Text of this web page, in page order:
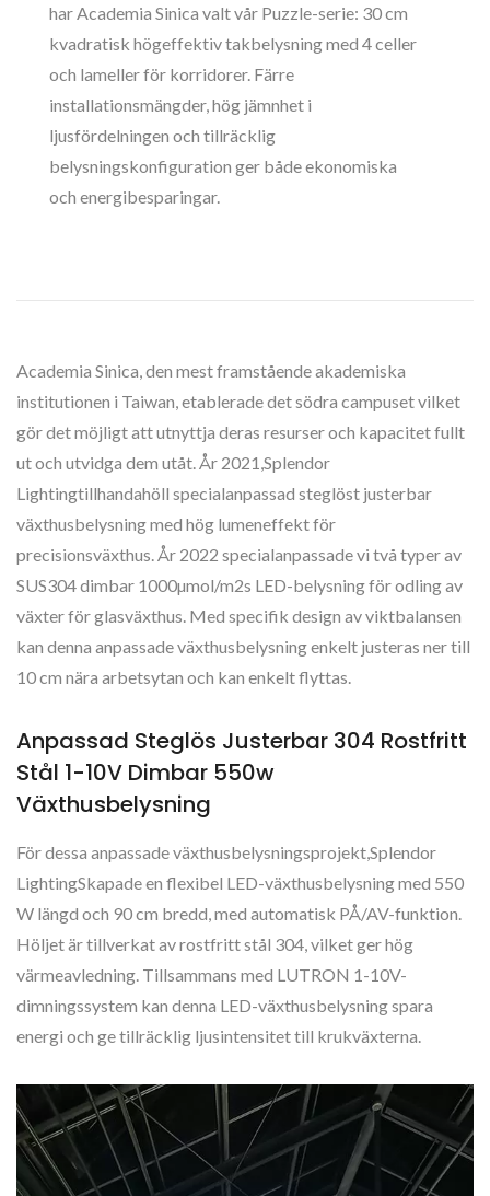
har Academia Sinica valt vår Puzzle-serie: 30 cm
kvadratisk högeffektiv takbelysning med 4 celler
och lameller för korridorer. Färre
installationsmängder, hög jämnhet i
ljusfördelningen och tillräcklig
belysningskonfiguration ger både ekonomiska
och energibesparingar.
Academia Sinica, den mest framstående akademiska
institutionen i Taiwan, etablerade det södra campuset vilket
gör det möjligt att utnyttja deras resurser och kapacitet fullt
ut och utvidga dem utåt. År 2021,Splendor
Lightingtillhandahöll specialanpassad steglöst justerbar
växthusbelysning med hög lumeneffekt för
precisionsväxthus. År 2022 specialanpassade vi två typer av
SUS304 dimbar 1000µmol/m2s LED-belysning för odling av
växter för glasväxthus. Med specifik design av viktbalansen
kan denna anpassade växthusbelysning enkelt justeras ner till
10 cm nära arbetsytan och kan enkelt flyttas.
Anpassad Steglös Justerbar 304 Rostfritt
Stål 1-10V Dimbar 550w
Växthusbelysning
För dessa anpassade växthusbelysningsprojekt,Splendor
LightingSkapade en flexibel LED-växthusbelysning med 550
W längd och 90 cm bredd, med automatisk PÅ/AV-funktion.
Höljet är tillverkat av rostfritt stål 304, vilket ger hög
värmeavledning. Tillsammans med LUTRON 1-10V-
dimningssystem kan denna LED-växthusbelysning spara
energi och ge tillräcklig ljusintensitet till krukväxterna.